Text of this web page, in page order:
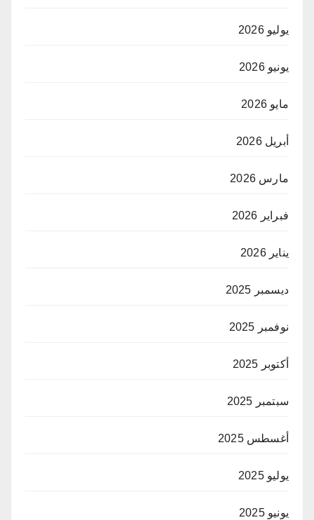
يوليو 2026
يونيو 2026
مايو 2026
أبريل 2026
مارس 2026
فبراير 2026
يناير 2026
ديسمبر 2025
نوفمبر 2025
أكتوبر 2025
سبتمبر 2025
أغسطس 2025
يوليو 2025
يونيو 2025